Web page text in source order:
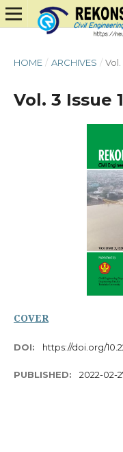
HOME / ARCHIVES / Vol.
Vol. 3 Issue
COVER
DOI: https://doi.org/
PUBLISHED: 2022-02-